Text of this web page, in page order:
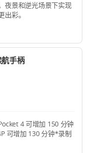
夜景和逆光场景下实现
彩。
手柄
4 可增加 150 分钟
可增加 130 分钟*录制